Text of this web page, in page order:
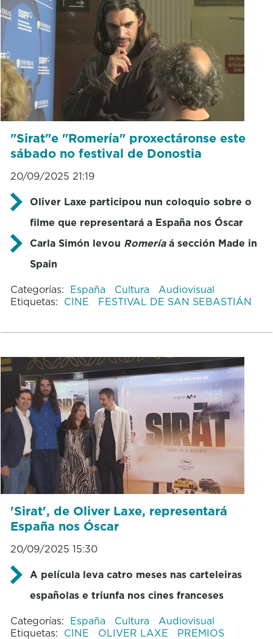
"Sirat"e "Romería" proxectáronse este
sábado no festival de Donostia
20/09/2025 21:19
Oliver Laxe participou nun coloquio sobre o
filme que representará a España nos Óscar
Carla Simón levou Romeríaá sección Made in
Spain
Categorías: España Cultura
Audiovisual
Etiquetas: CINE FESTIVAL DE SAN SEBASTIÁN
'Sirat', de Oliver Laxe, representará
España nos Óscar
20/09/2025 15:30
A película leva catro meses nas carteleiras
españolas e triunfa nos cines franceses
Categorías: España Cultura
Audiovisual
Etiquetas: CINE OLIVER LAXE
PREMIOS